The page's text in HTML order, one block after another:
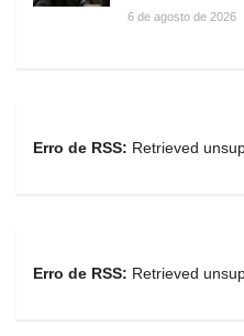
6 de agosto de 2026
Erro de RSS: Retrieved
Erro de RSS: Retrieved